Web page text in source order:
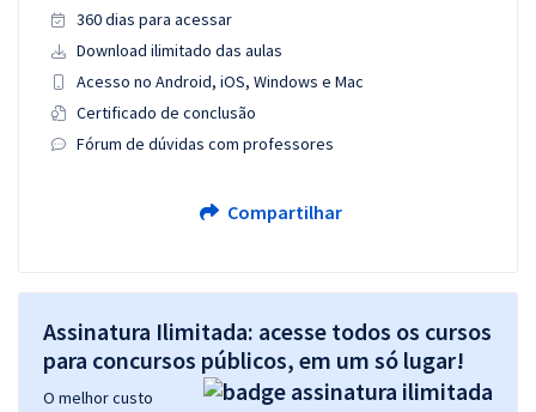
360 dias para acessar
Download ilimitado das aulas
Acesso no Android, iOS, Windows e Mac
Certificado de conclusão
Fórum de dúvidas com professores
Compartilhar
Assinatura Ilimitada: acesse todos os cursos
para concursos públicos, em um só lugar!
O melhor custo